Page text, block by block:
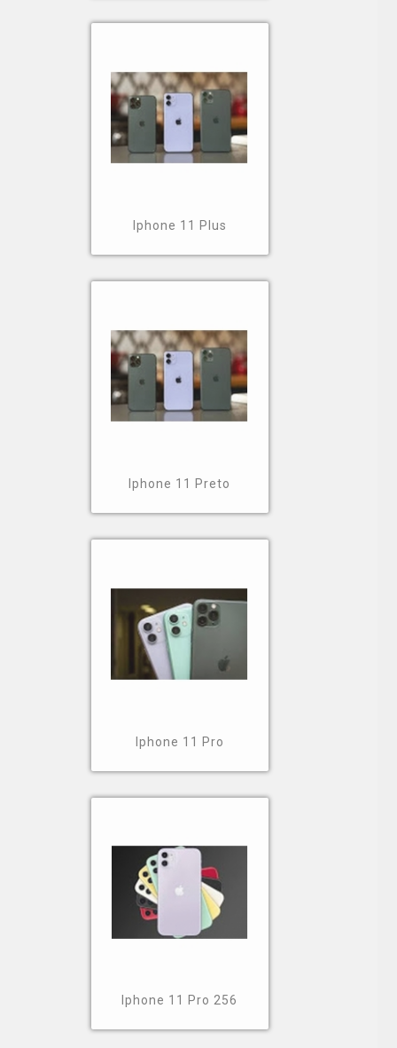
Iphone 11 Plus
Iphone 11 Preto
Iphone 11 Pro
Iphone 11 Pro 256